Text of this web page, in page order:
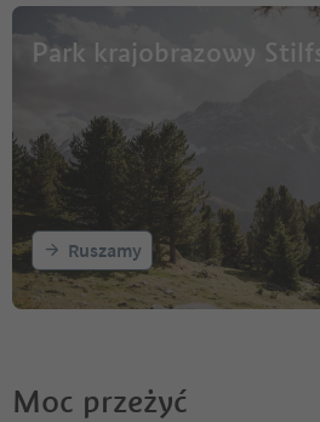
Park krajobrazowy
Ruszamy
Moc przeżyć